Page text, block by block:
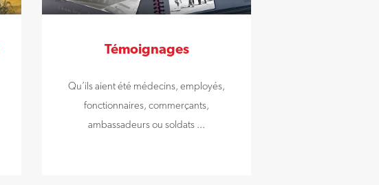
Témoignages
Qu’ils aient été médecins, employés,
fonctionnaires, commerçants,
ambassadeurs ou soldats ...